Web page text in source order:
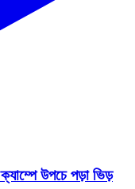
উপচে পড়া ভিড়